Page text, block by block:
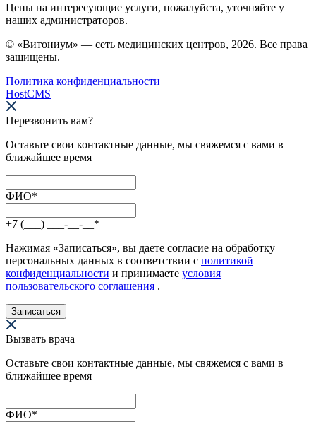
Цены на интересующие услуги, пожалуйста, уточняйте у
наших администраторов.
© «Витониум» — сеть медицинских центров, 2026. Все права
защищены.
Политика конфиденциальности
HostCMS
Перезвонить вам?
Оставьте свои контактные данные, мы свяжемся с вами в
ближайшее время
ФИО*
+7 (___) ___-__-__ *
Нажимая «Записаться», вы даете согласие на обработку
персональных данных в соответствии с политикой
конфиденциальности и принимаете условия
пользовательского соглашения .
Записаться
Вызвать врача
Оставьте свои контактные данные, мы свяжемся с вами в
ближайшее время
ФИО*